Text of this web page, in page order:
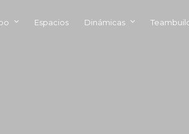
Espacios Dinámicas